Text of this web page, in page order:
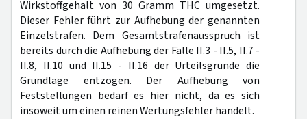
Wirkstoffgehalt von 30 Gramm THC umgesetzt.
Dieser Fehler führt zur Aufhebung der genannten
Einzelstrafen. Dem Gesamtstrafenausspruch ist
bereits durch die Aufhebung der Fälle II.3 - II.5, II.7 -
II.8, II.10 und II.15 - II.16 der Urteilsgründe die
Grundlage entzogen. Der Aufhebung von
Feststellungen bedarf es hier nicht, da es sich
insoweit um einen reinen Wertungsfehler handelt.